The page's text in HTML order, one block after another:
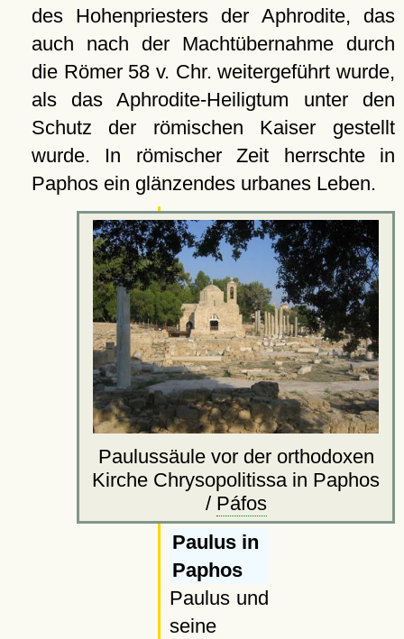
des Hohenpriesters der Aphrodite, das
auch nach der Machtübernahme durch
die Römer 58 v. Chr. weitergeführt wurde,
als das Aphrodite-Heiligtum unter den
Schutz der römischen Kaiser gestellt
wurde. In römischer Zeit herrschte in
Paphos ein glänzendes urbanes Leben.
Paulussäule vor der orthodoxen
Kirche Chrysopolitissa in Paphos
/ Páfos
Paulus in
Paphos
Paulus und
seine